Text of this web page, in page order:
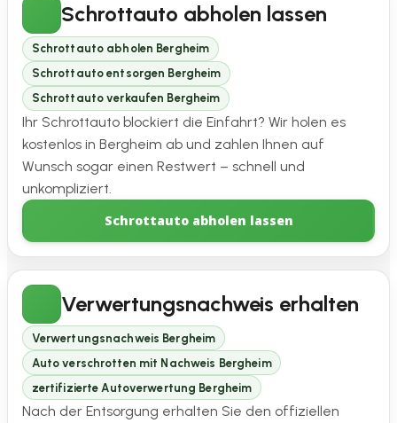
Schrottauto abholen lassen
Schrottauto abholen Bergheim
Schrottauto entsorgen Bergheim
Schrottauto verkaufen Bergheim
Ihr Schrottauto blockiert die Einfahrt? Wir holen es
kostenlos in Bergheim ab und zahlen Ihnen auf
Wunsch sogar einen Restwert – schnell und
unkompliziert.
Schrottauto abholen lassen
Verwertungsnachweis erhalten
Verwertungsnachweis Bergheim
Auto verschrotten mit Nachweis Bergheim
zertifizierte Autoverwertung Bergheim
Nach der Entsorgung erhalten Sie den offiziellen